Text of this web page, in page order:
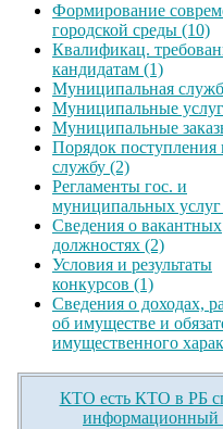
Формирование
городской среды (10)
Квалификац.
кандидатам (1)
Муниципальная
Муниципальные
Муниципальные
Порядок поступления
службу (2)
Регламенты гос. и
муниципальных
Сведения о вакантных
должностях (2)
Условия и результаты
конкурсов (1)
Сведения о доходах,
об имуществе и
имущественного
КТО есть КТО в РБ
информационный